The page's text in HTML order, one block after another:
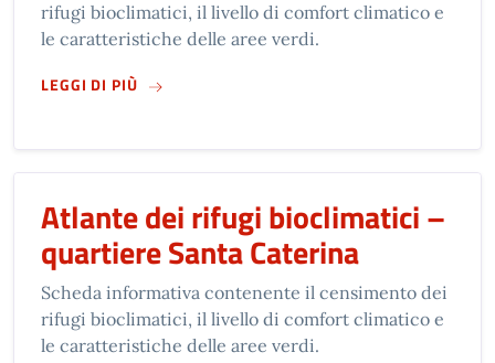
rifugi bioclimatici, il livello di comfort climatico e
le caratteristiche delle aree verdi.
LEGGI DI PIÙSUATLANTE DEI RIFUGI BIOCLIMATICI –
Atlante dei rifugi bioclimatici –
quartiere Santa Caterina
Scheda informativa contenente il censimento dei
rifugi bioclimatici, il livello di comfort climatico e
le caratteristiche delle aree verdi.